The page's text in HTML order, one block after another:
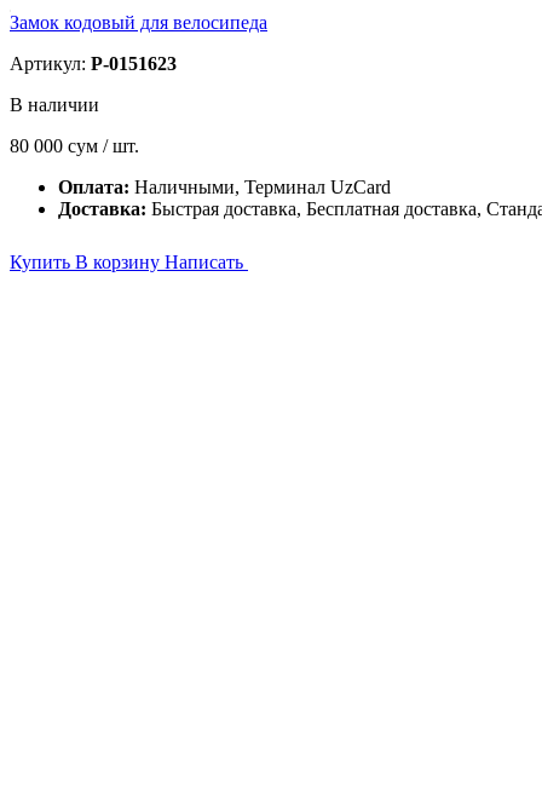
Замок кодовый для велосипеда
Артикул: P-0151623
В наличии
80 000 сум / шт.
Оплата: Наличными, Терминал UzCard
Доставка: Быстрая доставка, Бесплатная доставка,
Купить В корзину Написать